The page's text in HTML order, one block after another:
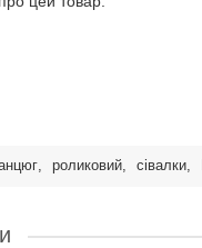
, роликовий, сівалки,